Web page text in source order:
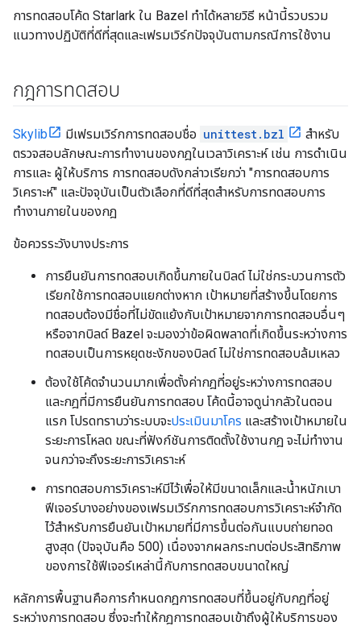
การทดสอบโค้ด Starlark ใน Bazel ทำได้หลายวิธี หน้านี้รวบรวม
แนวทางปฏิบัติที่ดีที่สุดและเฟรมเวิร์กปัจจุบันตามกรณีการใช้งาน
กฎการทดสอบ
Skylib มีเฟรมเวิร์กการทดสอบชื่อ unittest.bzl
สำหรับ
ตรวจสอบลักษณะการทำงานของกฎในเวลาวิเคราะห์ เช่น การดำเนิน
การและ ผู้ให้บริการ การทดสอบดังกล่าวเรียกว่า "การทดสอบการ
วิเคราะห์" และปัจจุบันเป็นตัวเลือกที่ดีที่สุดสำหรับการทดสอบการ
ทำงานภายในของกฎ
ข้อควรระวังบางประการ
การยืนยันการทดสอบเกิดขึ้นภายในบิลด์ ไม่ใช่กระบวนการตัว
เรียกใช้การทดสอบแยกต่างหาก เป้าหมายที่สร้างขึ้นโดยการ
ทดสอบต้องมีชื่อที่ไม่ขัดแย้งกับเป้าหมายจากการทดสอบอื่นๆ
หรือจากบิลด์ Bazel จะมองว่าข้อผิดพลาดที่เกิดขึ้นระหว่างการ
ทดสอบเป็นการหยุดชะงักของบิลด์ ไม่ใช่การทดสอบล้มเหลว
ต้องใช้โค้ดจำนวนมากเพื่อตั้งค่ากฎที่อยู่ระหว่างการทดสอบ
และกฎที่มีการยืนยันการทดสอบ โค้ดนี้อาจดูน่ากลัวในตอน
แรก โปรดทราบว่าระบบจะประเมินมาโคร และสร้างเป้าหมายใน
ระยะการโหลด ขณะที่ฟังก์ชันการติดตั้งใช้งานกฎ จะไม่ทำงาน
จนกว่าจะถึงระยะการวิเคราะห์
การทดสอบการวิเคราะห์มีไว้เพื่อให้มีขนาดเล็กและน้ำหนักเบา
ฟีเจอร์บางอย่างของเฟรมเวิร์กการทดสอบการวิเคราะห์จำกัด
ไว้สำหรับการยืนยันเป้าหมายที่มีการขึ้นต่อกันแบบถ่ายทอด
สูงสุด (ปัจจุบันคือ 500) เนื่องจากผลกระทบต่อประสิทธิภาพ
ของการใช้ฟีเจอร์เหล่านี้กับการทดสอบขนาดใหญ่
หลักการพื้นฐานคือการกำหนดกฎการทดสอบที่ขึ้นอยู่กับกฎที่อยู่
ระหว่างการทดสอบ ซึ่งจะทำให้กฎการทดสอบเข้าถึงผู้ให้บริการของ